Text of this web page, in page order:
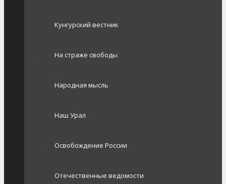
Кунгурский вестник
На страже свободы
Народная мысль
Наш Урал
Освобождение России
Отечественные ведомости